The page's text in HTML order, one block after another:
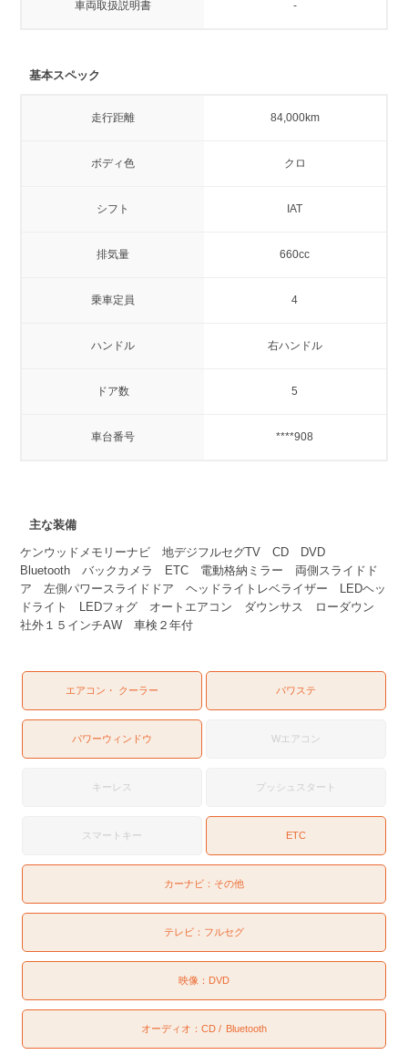
車両取扱説明書 -
基本スペック
走行距離 84,000km
ボディ色 クロ
シフト IAT
排気量 660cc
乗車定員 4
ハンドル 右ハンドル
ドア数 5
車台番号 ****908
主な装備
ケンウッドメモリーナビ 地デジフルセグTV CD DVD
Bluetooth バックカメラ ETC 電動格納ミラー 両側スライドド
ア 左側パワースライドドア ヘッドライトレベライザー LEDヘッ
ドライト LEDフォグ オートエアコン ダウンサス ローダウン
社外１５インチAW 車検２年付
エアコン・ クーラー パワステ
パワーウィンドウ Wエアコン
キーレス プッシュスタート
スマートキー ETC
カーナビ： その他
テレビ： フルセグ
映像： DVD
オーディオ：CD Bluetooth